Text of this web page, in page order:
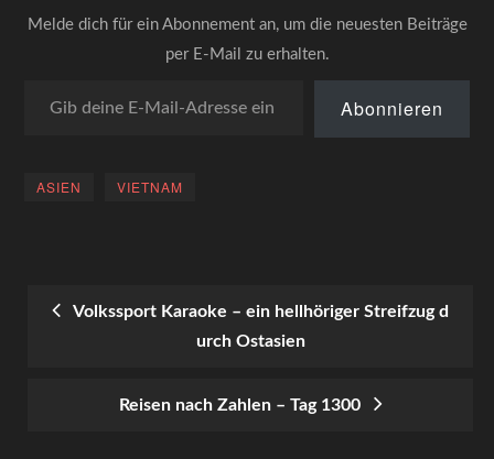
Melde dich für ein Abonnement an, um die neuesten Beiträge
per E-Mail zu erhalten.
Abonnieren
ASIEN VIETNAM
NAVIGATION
Volkssport Karaoke – ein hellhöriger Streifzug d
urch Ostasien
Reisen nach Zahlen – Tag 1300